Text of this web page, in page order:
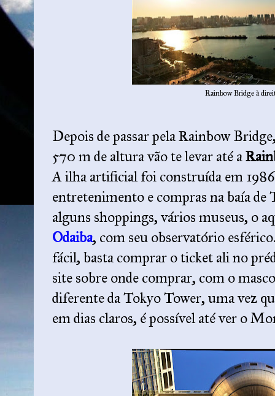
Rainbow Bridge à
Depois de passar pela Rainbow
570 m de altura vão te levar até a
A ilha artificial foi construída em
entretenimento e compras na baía de
alguns shoppings, vários museus, o
Odaiba, com seu observatório
fácil, basta comprar o ticket ali no
site sobre onde comprar, com o
diferente da Tokyo Tower, uma vez
em dias claros, é possível até ver o